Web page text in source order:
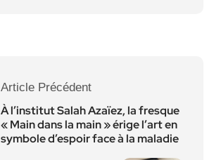
Article Précédent
À l’institut Salah Azaïez, la fresque
« Main dans la main » érige l’art en
symbole d’espoir face à la maladie